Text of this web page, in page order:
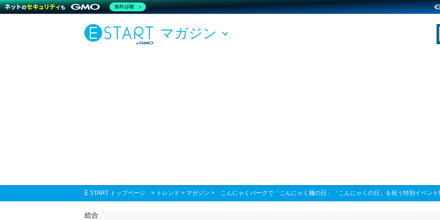
マガジン
E START トップページ > トレンド > マガジン > こんにゃくパークで「こんにゃく麺の日」「こんにゃくの日」を祝う特別イベント
総合
無料診断